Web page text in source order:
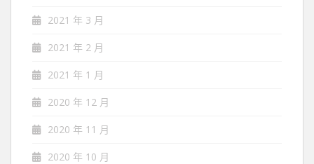
2021 年 3 月
2021 年 2 月
2021 年 1 月
2020 年 12 月
2020 年 11 月
2020 年 10 月